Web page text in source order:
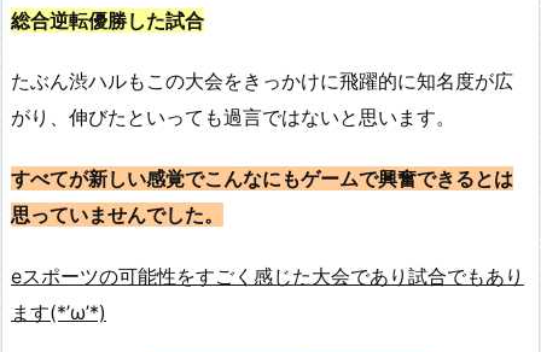
総合逆転優勝した試合
たぶん渋ハルもこの大会をきっかけに飛躍的に知名度が広
がり、伸びたといっても過言ではないと思います。
すべてが新しい感覚でこんなにもゲームで興奮できるとは
思っていませんでした。
eスポーツの可能性をすごく感じた大会であり試合でもあり
ます(*’ω’*)